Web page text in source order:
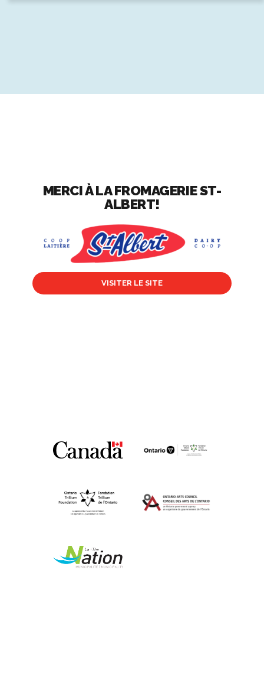
MERCI À LA FROMAGERIE ST-
ALBERT!
VISITER LE SITE